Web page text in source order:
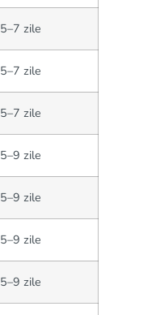
5–7 zile
5–7 zile
5–7 zile
5–9 zile
5–9 zile
5–9 zile
5–9 zile